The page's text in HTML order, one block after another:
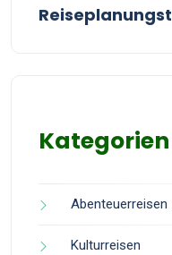
Kategorien
Abenteuerreisen
Kulturreisen